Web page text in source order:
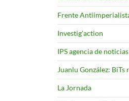
Frente
Investig'action
IPS agencia de noticias
Juanlu González: BiTs
La Jornada